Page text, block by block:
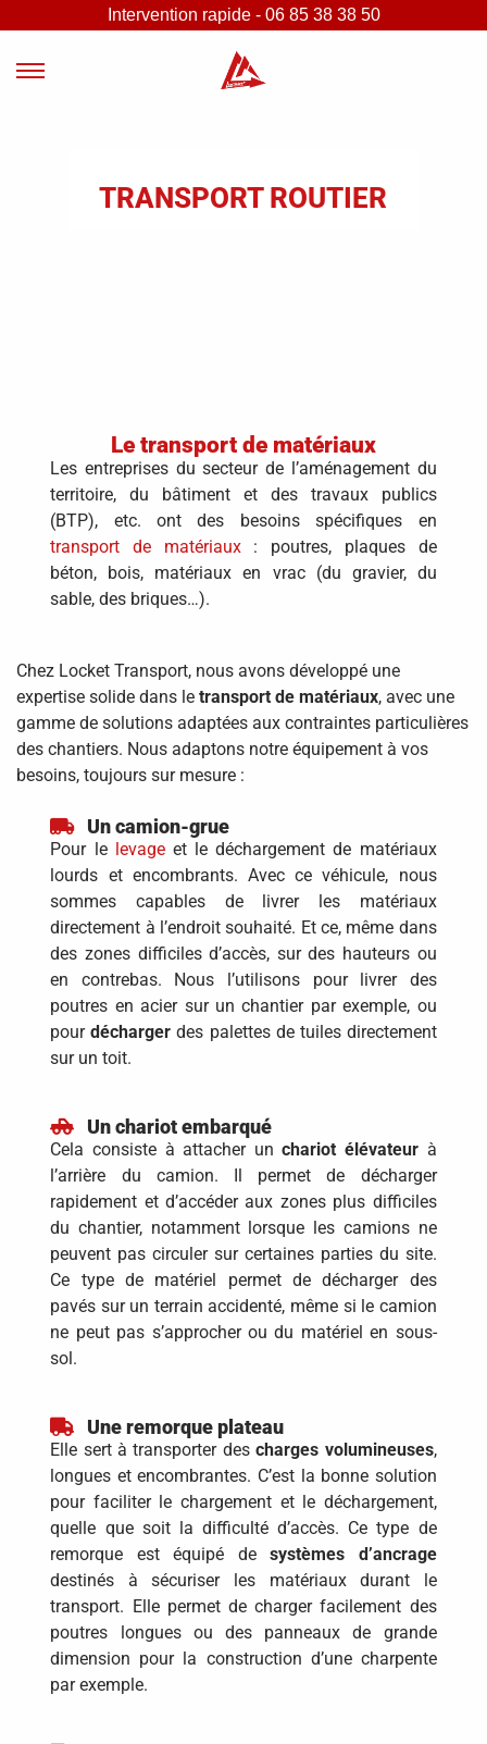
Intervention rapide - 06 85 38 38 50
TRANSPORT ROUTIER
Le transport de matériaux
Les entreprises du secteur de l’aménagement du
territoire, du bâtiment et des travaux publics
(BTP), etc. ont des besoins spécifiques en
transport de matériaux: poutres, plaques de
béton, bois, matériaux en vrac (du gravier, du
sable, des briques…).
Chez Locket Transport, nous avons développé une
expertise solide dans le transport de matériaux, avec une
gamme de solutions adaptées aux contraintes particulières
des chantiers. Nous adaptons notre équipement à vos
besoins, toujours sur mesure :
Un camion-grue
Pour le levageet le déchargement de matériaux
lourds et encombrants. Avec ce véhicule, nous
sommes capables de livrer les matériaux
directement à l’endroit souhaité. Et ce, même dans
des zones difficiles d’accès, sur des hauteurs ou
en contrebas. Nous l’utilisons pour livrer des
poutres en acier sur un chantier par exemple, ou
pourdécharger des palettes de tuiles directement
sur un toit.
Un chariot embarqué
Cela consiste à attacher unchariot élévateur à
l’arrière du camion. Il permet de décharger
rapidement et d’accéder aux zones plus difficiles
du chantier, notamment lorsque les camions ne
peuvent pas circuler sur certaines parties du site.
Ce type de matériel permet de décharger des
pavés sur un terrain accidenté, même si le camion
ne peut pas s’approcher ou du matériel en sous-
sol.
Une remorque plateau
Elle sert à transporter descharges volumineuses,
longues et encombrantes. C’est la bonne solution
pour faciliter le chargement et le déchargement,
quelle que soit la difficulté d’accès. Ce type de
remorque est équipé desystèmes d’ancrage
destinés à sécuriser les matériaux durant le
transport. Elle permet de charger facilement des
poutres longues ou des panneaux de grande
dimension pour la construction d’une charpente
par exemple.